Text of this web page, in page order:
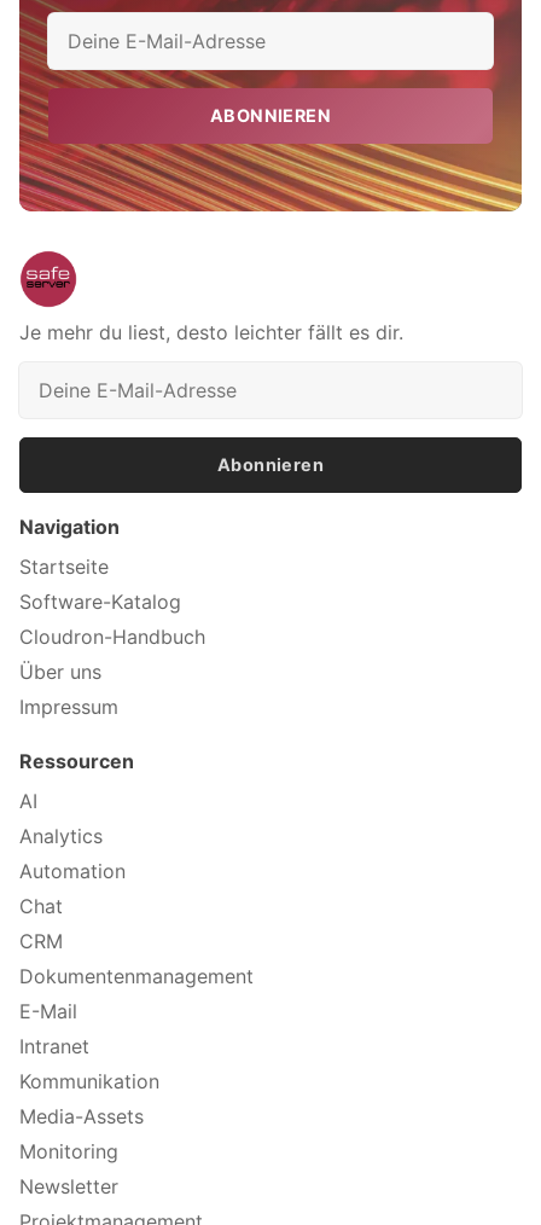
ABONNIEREN
Je mehr du liest, desto leichter fällt es dir.
Abonnieren
Navigation
Startseite
Software-Katalog
Cloudron-Handbuch
Über uns
Impressum
Ressourcen
AI
Analytics
Automation
Chat
CRM
Dokumentenmanagement
E-Mail
Intranet
Kommunikation
Media-Assets
Monitoring
Newsletter